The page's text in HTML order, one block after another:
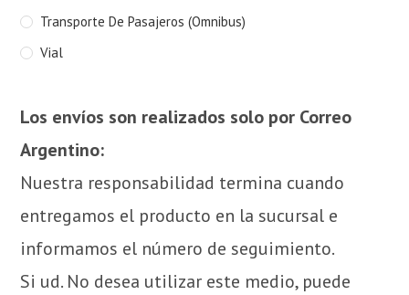
Transporte De Pasajeros (Omnibus)
Vial
Los envíos son realizados solo por Correo
Argentino:
Nuestra responsabilidad termina cuando
entregamos el producto en la sucursal e
informamos el número de seguimiento.
Si ud. No desea utilizar este medio, puede